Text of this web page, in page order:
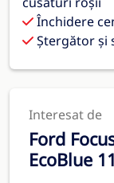
Închidere
Ștergător și
Interesat de
Ford
EcoBlue